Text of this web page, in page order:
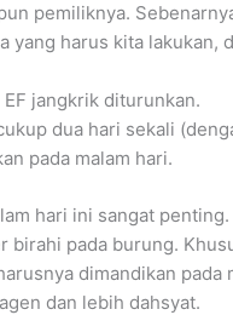
pemiliknya.
yang harus kita lakukan,
jangkrik diturunkan.
dua hari sekali
pada malam hari.
hari ini sangat
birahi pada burung.
dimandikan pada
dan lebih dahsyat.